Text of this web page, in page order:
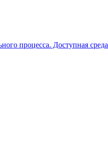
процесса. Доступная среда